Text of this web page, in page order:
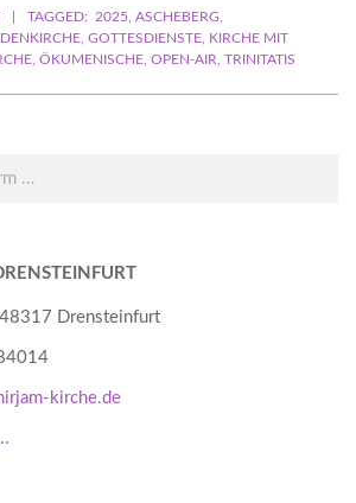
TAGGED: 2025 ASCHEBERG
GOTTESDIENSTE KIRCHE MIT
ÖKUMENISCHE OPEN-AIR TRINITATIS
Drensteinfurt
kirche.de